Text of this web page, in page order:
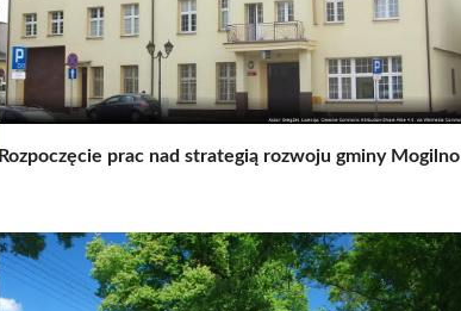
Rozpoczęcie prac nad strategią rozwoju gminy Mogilno